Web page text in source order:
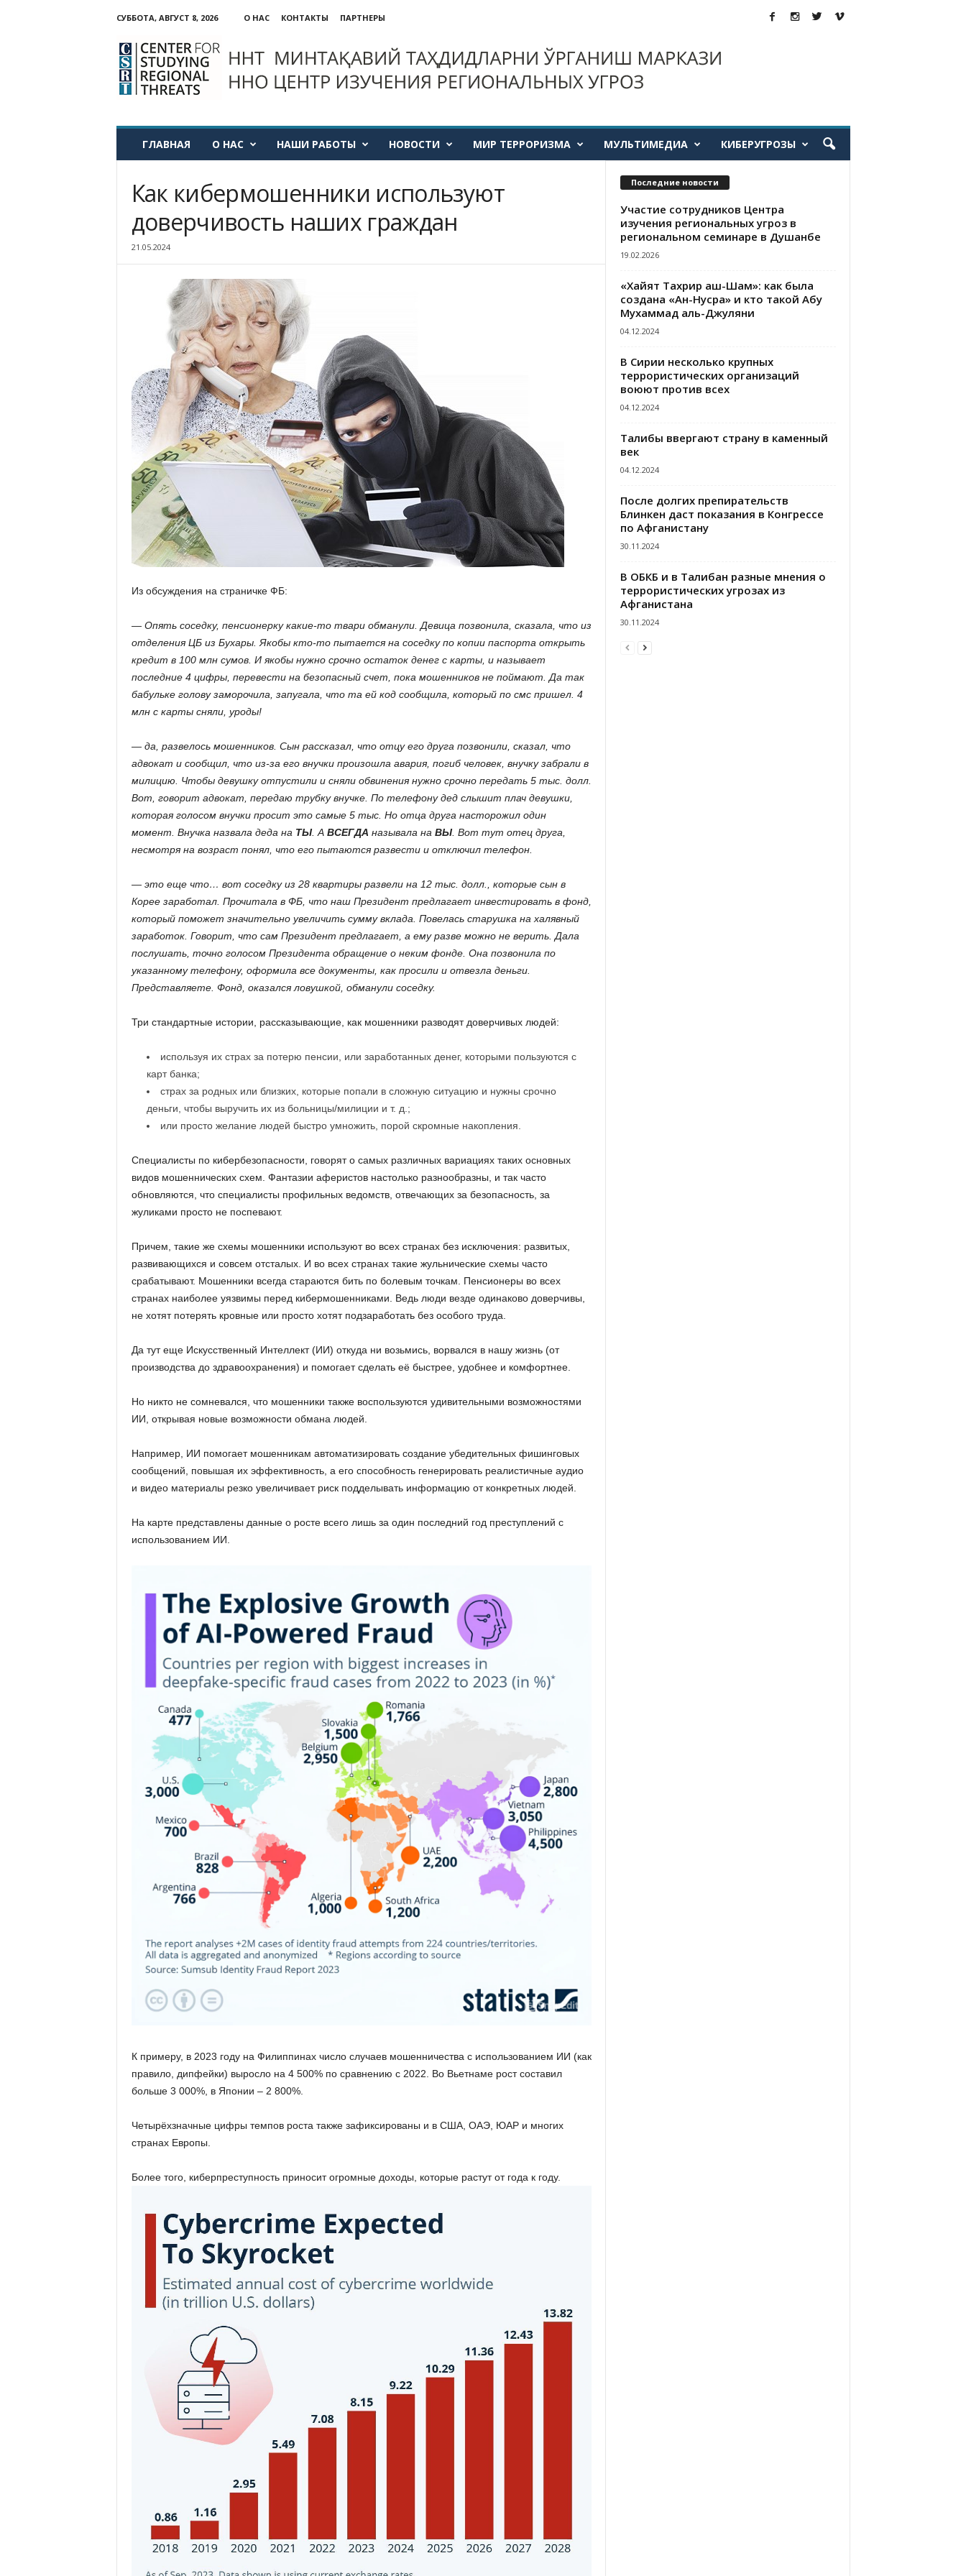
СУББОТА, АВГУСТ 8, 2026 О НАС КОНТАКТЫ
ПАРТНЕРЫ
Центр
изучения
региональных
угроз
ГЛАВНАЯ О НАС НАШИ РАБОТЫ НОВОСТИ МИР ТЕРРОРИЗМА МУЛЬТИМЕДИА КИБЕРУГРОЗЫ
Как кибермошенники используют
доверчивость наших граждан
21.05.2024
Из обсуждения на страничке ФБ:
— Опять соседку, пенсионерку какие-то твари обманули. Девица позвонила, сказала, что из
отделения ЦБ из Бухары. Якобы кто-то пытается на соседку по копии паспорта открыть
кредит в 100 млн сумов. И якобы нужно срочно остаток денег с карты, и называет
последние 4 цифры, перевести на безопасный счет, пока мошенников не поймают. Да так
бабульке голову заморочила, запугала, что та ей код сообщила, который по смс пришел. 4
млн с карты сняли, уроды!
— да, развелось мошенников. Сын рассказал, что отцу его друга позвонили, сказал, что
адвокат и сообщил, что из-за его внучки произошла авария, погиб человек, внучку забрали в
милицию. Чтобы девушку отпустили и сняли обвинения нужно срочно передать 5 тыс. долл.
Вот, говорит адвокат, передаю трубку внучке. По телефону дед слышит плач девушки,
которая голосом внучки просит это самые 5 тыс. Но отца друга насторожил один
момент. Внучка назвала деда на ТЫ. А ВСЕГДА называла на ВЫ. Вот тут отец друга,
несмотря на возраст понял, что его пытаются развести и отключил телефон.
— это еще что… вот соседку из 28 квартиры развели на 12 тыс. долл., которые сын в
Корее заработал. Прочитала в ФБ, что наш Президент предлагает инвестировать в фонд,
который поможет значительно увеличить сумму вклада. Повелась старушка на халявный
заработок. Говорит, что сам Президент предлагает, а ему разве можно не верить. Дала
послушать, точно голосом Президента обращение о неким фонде. Она позвонила по
указанному телефону, оформила все документы, как просили и отвезла деньги.
Представляете. Фонд, оказался ловушкой, обманули соседку.
Три стандартные истории, рассказывающие, как мошенники разводят доверчивых людей:
используя их страх за потерю пенсии, или заработанных денег, которыми пользуются с
карт банка;
страх за родных или близких, которые попали в сложную ситуацию и нужны срочно
деньги, чтобы выручить их из больницы/милиции и т. д.;
или просто желание людей быстро умножить, порой скромные накопления.
Специалисты по кибербезопасности, говорят о самых различных вариациях таких основных
видов мошеннических схем. Фантазии аферистов настолько разнообразны, и так часто
обновляются, что специалисты профильных ведомств, отвечающих за безопасность, за
жуликами просто не поспевают.
Причем, такие же схемы мошенники используют во всех странах без исключения: развитых,
развивающихся и совсем отсталых. И во всех странах такие жульнические схемы часто
срабатывают. Мошенники всегда стараются бить по болевым точкам. Пенсионеры во всех
странах наиболее уязвимы перед кибермошенниками. Ведь люди везде одинаково доверчивы,
не хотят потерять кровные или просто хотят подзаработать без особого труда.
Да тут еще Искусственный Интеллект (ИИ) откуда ни возьмись, ворвался в нашу жизнь (от
производства до здравоохранения) и помогает сделать её быстрее, удобнее и комфортнее.
Но никто не сомневался, что мошенники также воспользуются удивительными возможностями
ИИ, открывая новые возможности обмана людей.
Например, ИИ помогает мошенникам автоматизировать создание убедительных фишинговых
сообщений, повышая их эффективность, а его способность генерировать реалистичные аудио
и видео материалы резко увеличивает риск подделывать информацию от конкретных людей.
На карте представлены данные о росте всего лишь за один последний год преступлений с
использованием ИИ.
К примеру, в 2023 году на Филиппинах число случаев мошенничества с использованием ИИ (как
правило, дипфейки) выросло на 4 500% по сравнению с 2022. Во Вьетнаме рост составил
больше 3 000%, в Японии – 2 800%.
Четырёхзначные цифры темпов роста также зафиксированы и в США, ОАЭ, ЮАР и многих
странах Европы.
Более того, киберпреступность приносит огромные доходы, которые растут от года к году.
Последние новости
Участие сотрудников Центра
изучения региональных угроз в
региональном семинаре в Душанбе
19.02.2026
«Хайят Тахрир аш-Шам»: как была
создана «Ан-Нусра» и кто такой Абу
Мухаммад аль-Джуляни
04.12.2024
В Сирии несколько крупных
террористических организаций
воюют против всех
04.12.2024
Талибы ввергают страну в каменный
век
04.12.2024
После долгих препирательств
Блинкен даст показания в Конгрессе
по Афганистану
30.11.2024
В ОБКБ и в Талибан разные мнения о
террористических угрозах из
Афганистана
30.11.2024